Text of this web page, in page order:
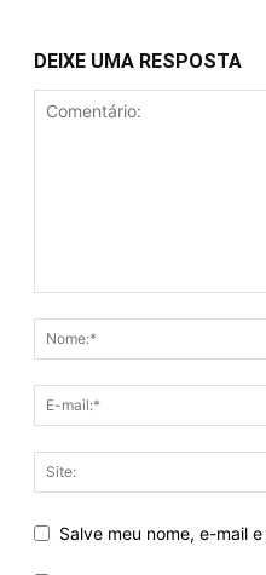
DEIXE UMA RESPOSTA
Salve meu nome, e-mail